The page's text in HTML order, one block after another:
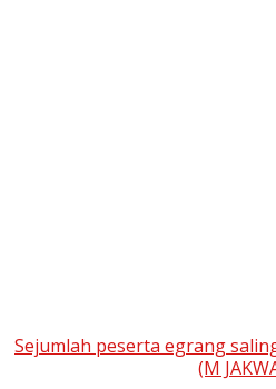
Sejumlah peserta egrang
(M